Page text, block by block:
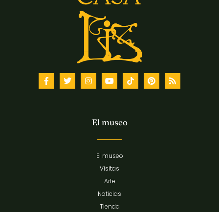
El museo
El museo
Visitas
Arte
Noticias
Tienda